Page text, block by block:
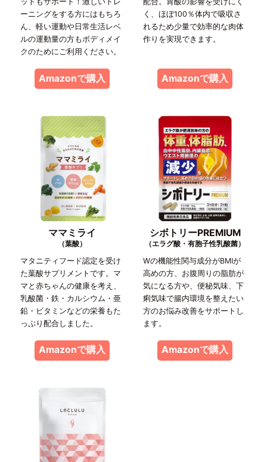
ーニングをする方にはもちろ
ん、軽い運動や日常生活レベ
ルの運動量の方もボディメイ
クのためにご利用ください。
Amazonで購入
く、ほぼ100％体内で吸収さ
れるため少量で効率的な肉体
作りを実現できます。
Amazonで購入
ママミライ
（葉酸）
マタニティフード認定を受け
た葉酸サプリメントです。マ
マと赤ちゃんの健康を考え、
乳酸菌・鉄・カルシウム・亜
鉛・ビタミンなどの栄養もた
っぷり配合しました。
Amazonで購入
シボトリーPREMIUM
（エラグ酸・有胞子性乳酸菌）
Wの機能性関与成分がBMIが
高めの方、お腹周りの脂肪が
気になる方や、便秘気味、下
痢気味で腸内環境を整えたい
方のお悩み改善をサポートし
ます。
Amazonで購入